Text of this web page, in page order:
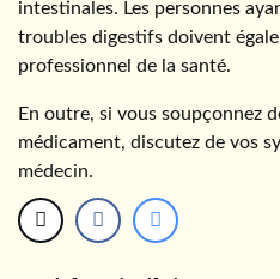
intestinales. Les personnes
troubles digestifs doivent
professionnel de la santé.
En outre, si vous soupçonnez
médicament, discutez de vos
médecin.